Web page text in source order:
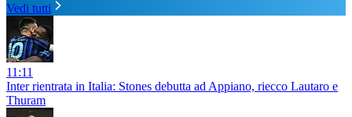
Vedi tutti
11:11
Inter rientrata in Italia: Stones debutta ad Appiano, riecco Lautaro e
Thuram